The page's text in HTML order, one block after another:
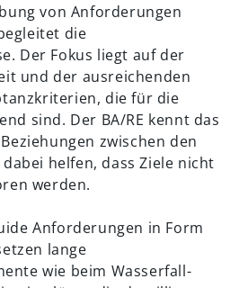
von Anforderungen
die
Der Fokus liegt auf der
und der ausreichenden
die für die
sind. Der BA/RE kennt das
zwischen den
helfen, dass Ziele nicht
werden.
Anforderungen in Form
lange
wie beim Wasserfall-